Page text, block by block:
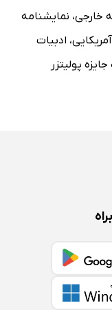
خارجی، نمایشنامه
، ادبیات
پولیتزر